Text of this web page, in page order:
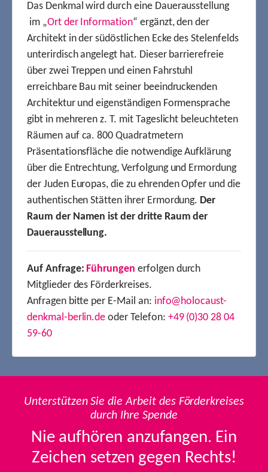
Das Denkmal wird durch eine Dauerausstellung
im „Ort der Information“ ergänzt, den der
Architekt in der südöstlichen Ecke des Stelenfelds
unterirdisch angelegt hat. Dieser barrierefreie
über zwei Treppen und einen Fahrstuhl
erreichbare Bau mit seiner beeindruckenden
Architektur und eigenständigen Formensprache
gibt in mehreren z. T. mit Tageslicht beleuchteten
Räumen auf ca. 800 Quadratmetern
Präsentationsfläche die notwendige Aufklärung
über die Entrechtung, Verfolgung und Ermordung
der Juden Europas, die zu ehrenden Opfer und die
authentischen Stätten ihrer Ermordung. Der
Raum der Namen ist der dritte Raum der
Dauerausstellung.
Auf Anfrage: Führungen erfolgen durch
Mitglieder des Förderkreises.
Anfragen bitte per E-Mail an: info@holocaust-
denkmal-berlin.de oder Telefon: +49 (0)30 28 04
59-60
Unterstützen Sie die Arbeit des Förderkreises
durch Ihre Spende
Nie aufhören anzufangen. Ein
Zeichen setzen gegen Rechts!